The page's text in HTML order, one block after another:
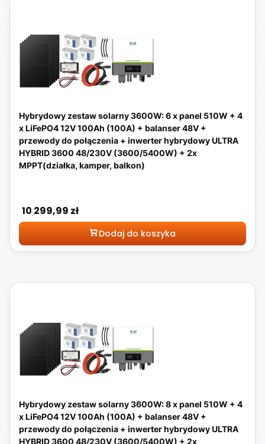
Hybrydowy zestaw solarny 3600W: 6 x panel 510W + 4
x LiFePO4 12V 100Ah (100A) + balanser 48V +
przewody do połączenia + inwerter hybrydowy ULTRA
HYBRID 3600 48/230V (3600/5400W) + 2x
MPPT(działka, kamper, balkon)
Cena
10 299,99 zł
Dodaj do koszyka
Hybrydowy zestaw solarny 3600W: 8 x panel 510W + 4
x LiFePO4 12V 100Ah (100A) + balanser 48V +
przewody do połączenia + inwerter hybrydowy ULTRA
HYBRID 3600 48/230V (3600/5400W) + 2x